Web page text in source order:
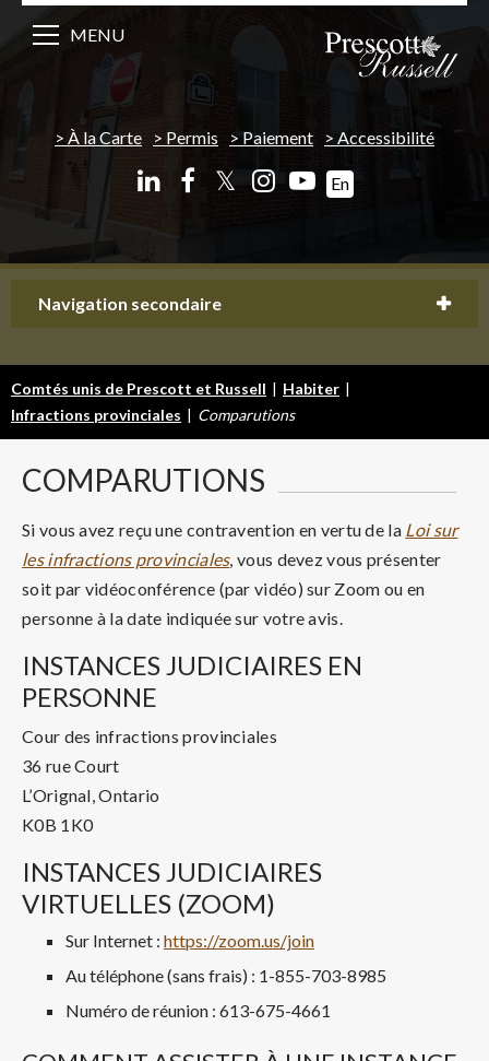
À la Carte Permis Paiement Accessibilité
𝕏 En
MENU
Navigation secondaire
Comtés unis de Prescott et Russell | Habiter |
Infractions provinciales | Comparutions
COMPARUTIONS
Si vous avez reçu une contravention en vertu de la Loi sur
les infractions provinciales, vous devez vous présenter
soit par vidéoconférence (par vidéo) sur Zoom ou en
personne à la date indiquée sur votre avis.
INSTANCES JUDICIAIRES EN
PERSONNE
Cour des infractions provinciales
36 rue Court
L’Orignal, Ontario
K0B 1K0
INSTANCES JUDICIAIRES
VIRTUELLES (ZOOM)
Sur Internet : https://zoom.us/join
Au téléphone (sans frais) : 1-855-703-8985
Numéro de réunion : 613-675-4661